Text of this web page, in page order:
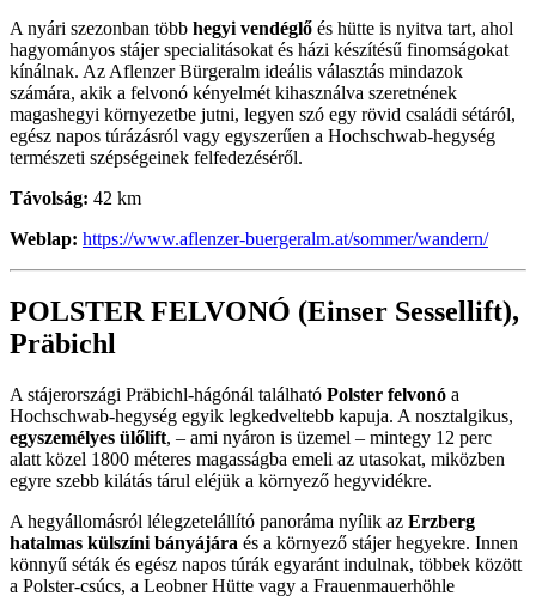
A nyári szezonban több hegyi vendéglő és hütte is nyitva tart, ahol
hagyományos stájer specialitásokat és házi készítésű finomságokat
kínálnak. Az Aflenzer Bürgeralm ideális választás mindazok
számára, akik a felvonó kényelmét kihasználva szeretnének
magashegyi környezetbe jutni, legyen szó egy rövid családi sétáról,
egész napos túrázásról vagy egyszerűen a Hochschwab-hegység
természeti szépségeinek felfedezéséről.
Távolság: 42 km
Weblap: https://www.aflenzer-buergeralm.at/sommer/wandern/
POLSTER FELVONÓ (Einser Sessellift),
Präbichl
A stájerországi Präbichl-hágónál található Polster felvonó a
Hochschwab-hegység egyik legkedveltebb kapuja. A nosztalgikus,
egyszemélyes ülőlift, – ami nyáron is üzemel – mintegy 12 perc
alatt közel 1800 méteres magasságba emeli az utasokat, miközben
egyre szebb kilátás tárul eléjük a környező hegyvidékre.
A hegyállomásról lélegzetelállító panoráma nyílik az Erzberg
hatalmas külszíni bányájára és a környező stájer hegyekre. Innen
könnyű séták és egész napos túrák egyaránt indulnak, többek között
a Polster-csúcs, a Leobner Hütte vagy a Frauenmauerhöhle